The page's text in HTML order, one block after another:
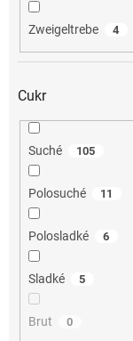
Zweigeltrebe 4
Cukr
Suché 105
Polosuché 11
Polosladké 6
Sladké 5
Brut 0